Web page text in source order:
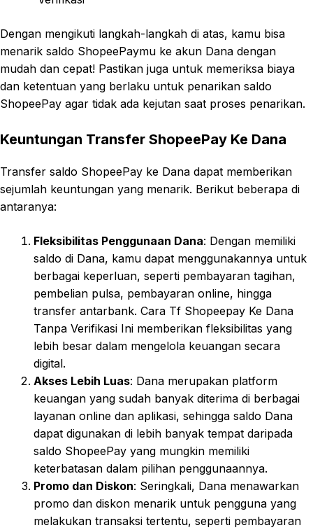
Dengan mengikuti langkah-langkah di atas, kamu bisa
menarik saldo ShopeePaymu ke akun Dana dengan
mudah dan cepat! Pastikan juga untuk memeriksa biaya
dan ketentuan yang berlaku untuk penarikan saldo
ShopeePay agar tidak ada kejutan saat proses penarikan.
Keuntungan Transfer ShopeePay Ke Dana
Transfer saldo ShopeePay ke Dana dapat memberikan
sejumlah keuntungan yang menarik. Berikut beberapa di
antaranya:
Fleksibilitas Penggunaan Dana: Dengan memiliki
saldo di Dana, kamu dapat menggunakannya untuk
berbagai keperluan, seperti pembayaran tagihan,
pembelian pulsa, pembayaran online, hingga
transfer antarbank. Cara Tf Shopeepay Ke Dana
Tanpa Verifikasi Ini memberikan fleksibilitas yang
lebih besar dalam mengelola keuangan secara
digital.
Akses Lebih Luas: Dana merupakan platform
keuangan yang sudah banyak diterima di berbagai
layanan online dan aplikasi, sehingga saldo Dana
dapat digunakan di lebih banyak tempat daripada
saldo ShopeePay yang mungkin memiliki
keterbatasan dalam pilihan penggunaannya.
Promo dan Diskon: Seringkali, Dana menawarkan
promo dan diskon menarik untuk pengguna yang
melakukan transaksi tertentu, seperti pembayaran